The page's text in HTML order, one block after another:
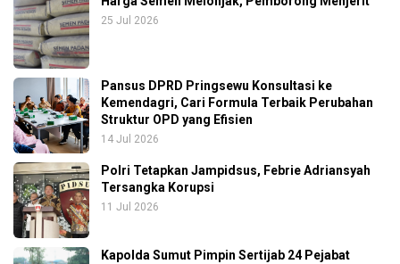
25 Jul 2026
Pansus DPRD Pringsewu Konsultasi ke
Kemendagri, Cari Formula Terbaik Perubahan
Struktur OPD yang Efisien
14 Jul 2026
Polri Tetapkan Jampidsus, Febrie Adriansyah
Tersangka Korupsi
11 Jul 2026
Kapolda Sumut Pimpin Sertijab 24 Pejabat